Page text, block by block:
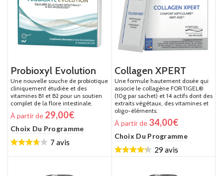
Probioxyl Evolution
Une nouvelle souche de probiotique
cliniquement étudiée et des
vitamines B1 et B2 pour un soutien
complet de la flore intestinale.
À partir de 29,00€
Choix Du Programme
7 avis
Collagen XPERT
Une formule hautement dosée qui
associe le collagène FORTIGEL®
(10g par sachet) et 14 actifs dont des
extraits végétaux, des vitamines et
oligo-éléments.
À partir de 34,00€
Choix Du Programme
29 avis